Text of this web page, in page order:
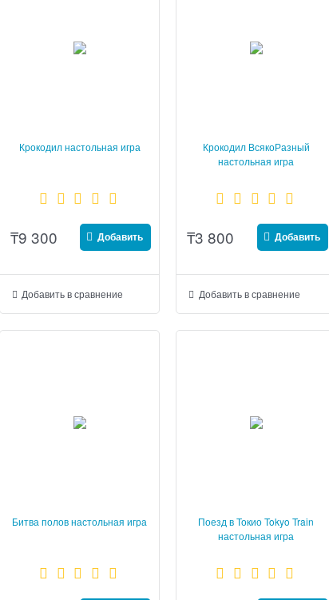
Крокодил настольная игра
₸9 300 Добавить
Добавить в сравнение
Крокодил ВсякоРазный
настольная игра
₸3 800 Добавить
Добавить в сравнение
Битва полов настольная игра
Поезд в Токио Tokyo Train
настольная игра